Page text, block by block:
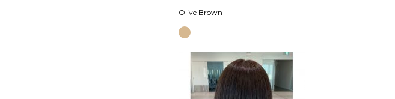
Olive Brown